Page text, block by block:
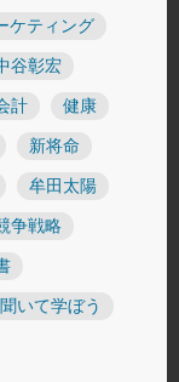
ケティング
谷彰宏
計 健康
新将命
牟田太陽
争戦略
いて学ぼう